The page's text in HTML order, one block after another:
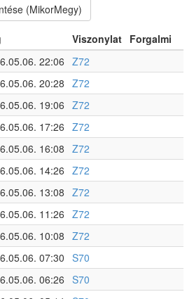
(MikorMegy)
Viszonylat Forgalmi
22:06 Z72
20:28 Z72
19:06 Z72
17:26 Z72
16:08 Z72
14:26 Z72
13:08 Z72
11:26 Z72
10:08 Z72
07:30 S70
06:26 S70